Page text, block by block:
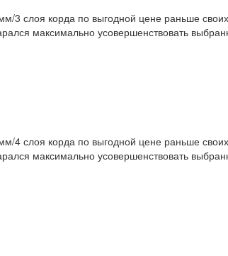
3 слоя корда по выгодной цене раньше
максимально усовершенствовать
4 слоя корда по выгодной цене раньше
максимально усовершенствовать